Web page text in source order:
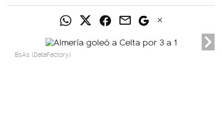
BsAs (DataFactory)